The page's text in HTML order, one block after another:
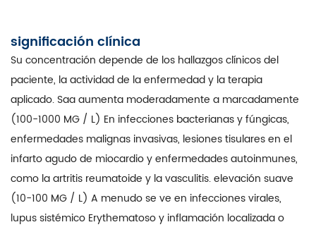
significación clínica
Su concentración depende de los hallazgos clínicos del
paciente, la actividad de la enfermedad y la terapia
aplicado. Saa aumenta moderadamente a marcadamente
(100-1000 MG / L) En infecciones bacterianas y fúngicas,
enfermedades malignas invasivas, lesiones tisulares en el
infarto agudo de miocardio y enfermedades autoinmunes,
como la artritis reumatoide y la vasculitis. elevación suave
(10-100 MG / L) A menudo se ve en infecciones virales,
lupus sistémico Erythematoso y inflamación localizada o